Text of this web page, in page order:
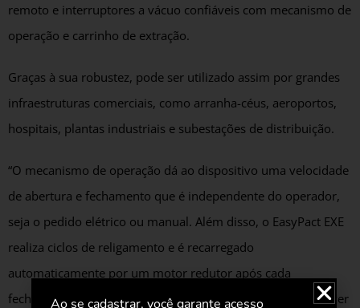
remoto e interruptores a vácuo confiáveis com mecanismo de
operação e carrinho de extração.
Graças à sua robustez, pode ser utilizado assim por grandes
infraestruturas comerciais, como arranha-céus, aeroportos,
hospitais, plantas industriais e subestações de distribuição.
“O mecanismo de operação dá ao dispositivo uma velocidade
de abertura e fechamento que é independente do operador,
seja o pedido elétrico ou manual. Além disso, o EasyPact EXE
realiza ciclos de religamento e é recarregado
automaticamente por um motor redutor após cada
fechamento”, comenta Paulo Henrique Souza – Diretor Power
Ao se cadastrar, você garante acesso